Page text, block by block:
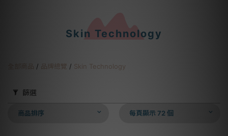
Skin Technology
/ 品牌總覽 / Skin Technology
篩選
商品排序 每頁顯示 72 個